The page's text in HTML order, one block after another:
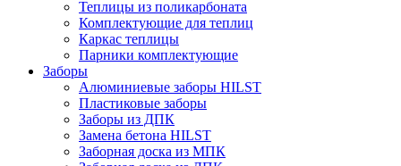
Теплицы из поликарбоната
Комплектующие для теплиц
Каркас теплицы
Парники комплектующие
Заборы
Алюминиевые заборы HILST
Пластиковые заборы
Заборы из ДПК
Замена бетона HILST
Заборная доска из МПК